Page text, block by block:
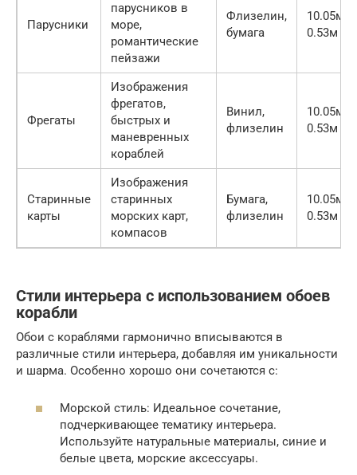
Парусники
парусников в
море,
романтические
пейзажи
Флизелин,
бумага
10.05м x
0.53м
Фрегаты
Изображения
фрегатов,
быстрых и
маневренных
кораблей
Винил,
флизелин
10.05м x
0.53м
Старинные
карты
Изображения
старинных
морских карт,
компасов
Бумага,
флизелин
10.05м x
0.53м
Стили интерьера с использованием обоев
корабли
Обои с кораблями гармонично вписываются в
различные стили интерьера, добавляя им уникальности
и шарма. Особенно хорошо они сочетаются с:
Морской стиль: Идеальное сочетание,
подчеркивающее тематику интерьера.
Используйте натуральные материалы, синие и
белые цвета, морские аксессуары.